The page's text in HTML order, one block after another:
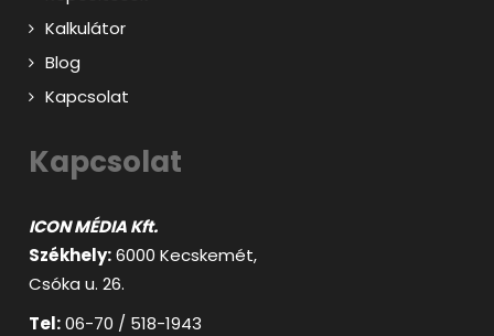
Kalkulátor
Blog
Kapcsolat
Kapcsolat
ICON MÉDIA Kft.
Székhely:6000 Kecskemét,
Csóka u. 26.
Tel:06-70 / 518-1943